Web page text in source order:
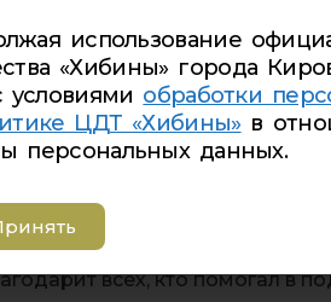
«Мисс «Очарование»,
муз.рук-ль
всех, кто помогал в
использование
«Хибины» города
условиями обработки
ЦДТ «Хибины» в
персональных данных.